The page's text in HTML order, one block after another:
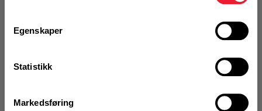
Egenskaper
Statistikk
Markedsføring
se din avtalepris
Handleliste